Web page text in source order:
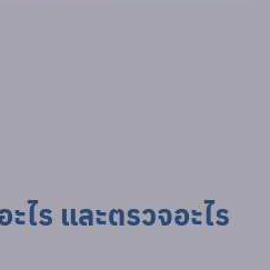
ไร และตรวจอะไร